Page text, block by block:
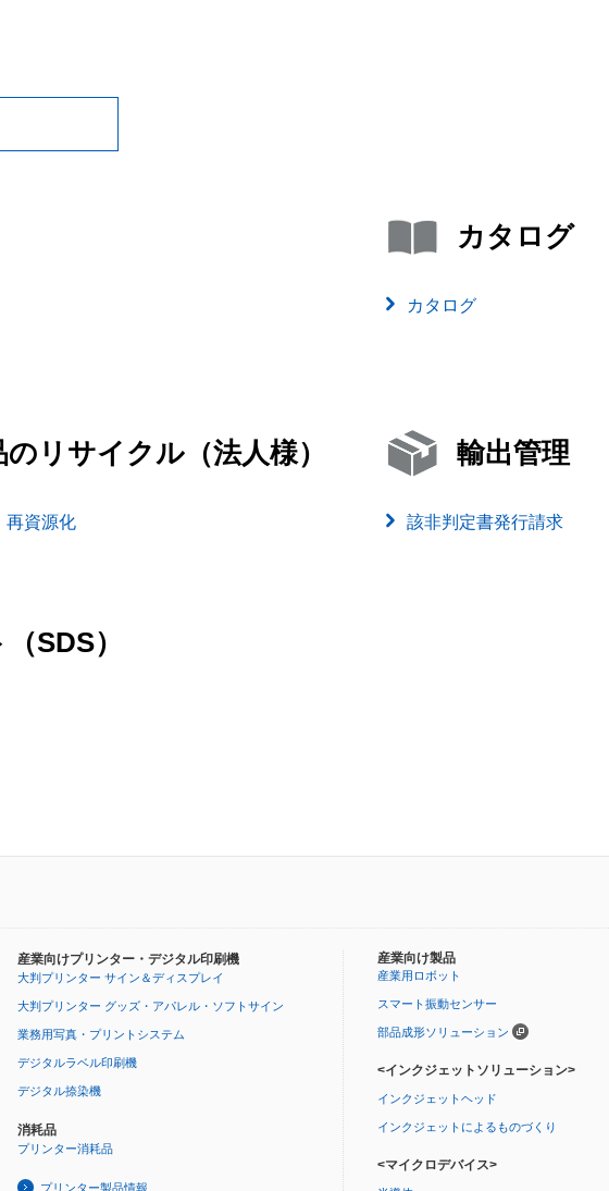
カタログ
カタログ
リサイクル（法人様）
再資源化
輸出管理
該非判定書発行請求
SDS）
産業向けプリンター・デジタル印刷機
大判プリンター サイン＆ディスプレイ
大判プリンター グッズ・アパレル・ソフトサイン
業務用写真・プリントシステム
デジタルラベル印刷機
デジタル捺染機
消耗品
プリンター消耗品
プリンター製品情報
産業向け製品
産業用ロボット
スマート振動センサー
部品成形ソリューション
<インクジェットソリューション>
インクジェットヘッド
インクジェットによるものづくり
<マイクロデバイス>